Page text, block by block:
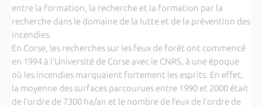
entre la formation, la recherche et la formation par la
recherche dans le domaine de la lutte et de la prévention des
incendies.
En Corse, les recherches sur les feux de forêt ont commencé
en 1994 à l’Université de Corse avec le CNRS, à une époque
où les incendies marquaient fortement les esprits. En effet,
la moyenne des surfaces parcourues entre 1990 et 2000 était
de l’ordre de 7300 ha/an et le nombre de feux de l’ordre de